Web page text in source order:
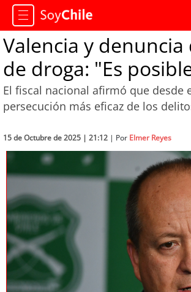
Valencia y
de droga: "Es
El fiscal nacional afirmó que desde
persecución más eficaz de los
15 de Octubre de 2025 | 21:12 | Por Elmer Reyes